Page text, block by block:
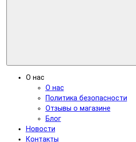
О нас
О нас
Политика безопасности
Отзывы о магазине
Блог
Новости
Контакты